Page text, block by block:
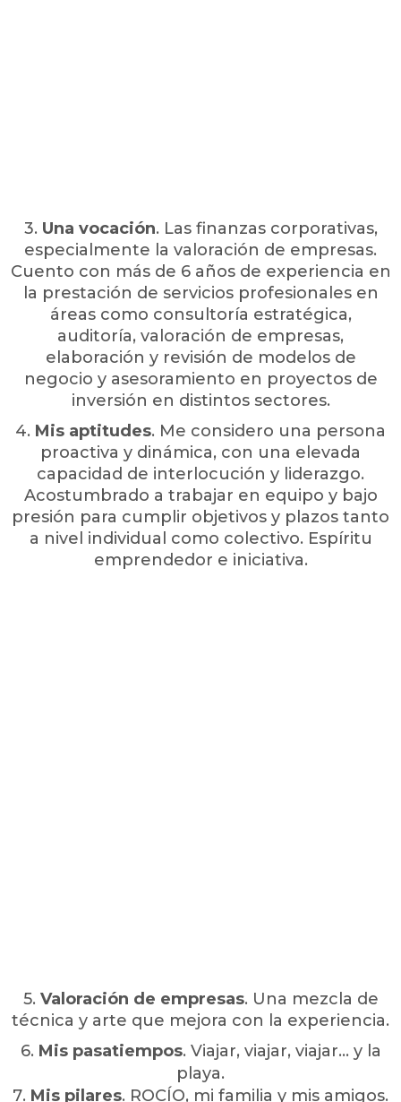
3. Una vocación. Las finanzas corporativas,
especialmente la valoración de empresas.
Cuento con más de 6 años de experiencia en
la prestación de servicios profesionales en
áreas como consultoría estratégica,
auditoría, valoración de empresas,
elaboración y revisión de modelos de
negocio y asesoramiento en proyectos de
inversión en distintos sectores.
4. Mis aptitudes. Me considero una persona
proactiva y dinámica, con una elevada
capacidad de interlocución y liderazgo.
Acostumbrado a trabajar en equipo y bajo
presión para cumplir objetivos y plazos tanto
a nivel individual como colectivo. Espíritu
emprendedor e iniciativa.
5. Valoración de empresas. Una mezcla de
técnica y arte que mejora con la experiencia.
6. Mis pasatiempos. Viajar, viajar, viajar… y la
playa.
7. Mis pilares. ROCÍO, mi familia y mis amigos.